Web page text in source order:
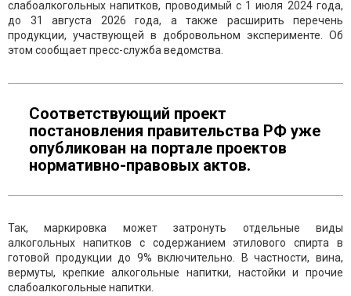
слабоалкогольных напитков, проводимый с 1 июля 2024 года,
до 31 августа 2026 года, а также расширить перечень
продукции, участвующей в добровольном эксперименте. Об
этом сообщает пресс-служба ведомства.
Соответствующий проект
постановления правительства РФ уже
опубликован на портале проектов
нормативно-правовых актов.
Так, маркировка может затронуть отдельные виды
алкогольных напитков с содержанием этилового спирта в
готовой продукции до 9% включительно. В частности, вина,
вермуты, крепкие алкогольные напитки, настойки и прочие
слабоалкогольные напитки.